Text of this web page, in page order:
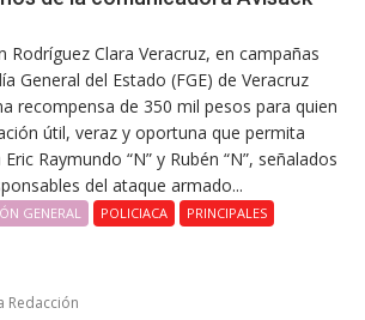
Rodríguez Clara Veracruz, en campañas
General del Estado (FGE) de Veracruz
recompensa de 350 mil pesos para quien
útil, veraz y oportuna que permita
Raymundo “N” y Rubén “N”, señalados
del ataque armado...
GENERAL POLICIACA PRINCIPALES
Redacción